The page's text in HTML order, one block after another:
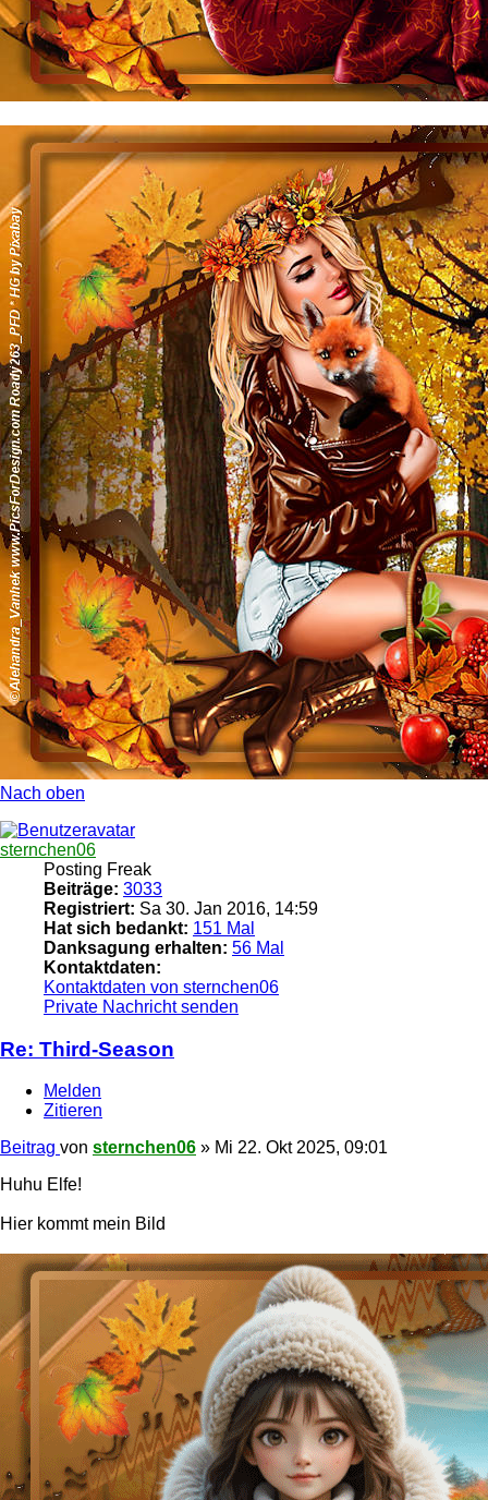
Nach oben
sternchen06
Posting Freak
Beiträge: 3033
Registriert: Sa 30. Jan 2016, 14:59
Hat sich bedankt: 151 Mal
Danksagung erhalten: 56 Mal
Kontaktdaten:
Kontaktdaten von sternchen06
Private Nachricht senden
Re: Third-Season
Melden
Zitieren
Beitrag von sternchen06 » Mi 22. Okt 2025, 09:01
Huhu Elfe!
Hier kommt mein Bild